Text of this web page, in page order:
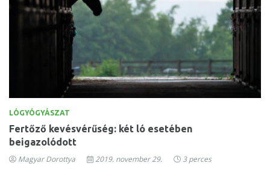
LÓGYÓGYÁSZAT
Fertőző kevésvérűség: két ló esetében
beigazolódott
Magyar Dorottya 2019. november 29. 3 perces